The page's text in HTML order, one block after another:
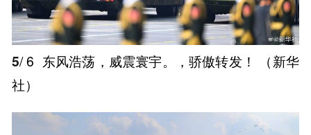
5/ 6 东风浩荡，威震寰宇。，骄傲转发！ ​（新华
社） ​